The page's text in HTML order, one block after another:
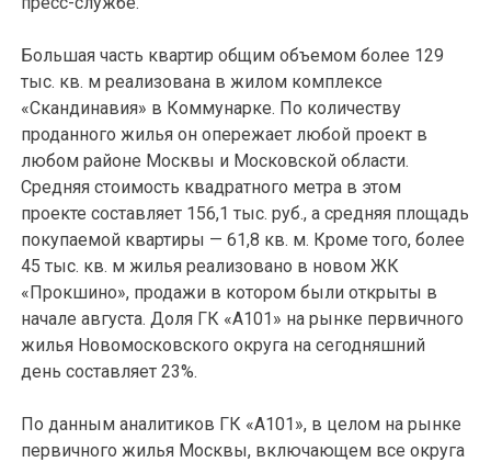
Большая часть квартир общим объемом более 129
тыс. кв. м реализована в жилом комплексе
«Скандинавия» в Коммунарке. По количеству
проданного жилья он опережает любой проект в
любом районе Москвы и Московской области.
Средняя стоимость квадратного метра в этом
проекте составляет 156,1 тыс. руб., а средняя площадь
покупаемой квартиры — 61,8 кв. м. Кроме того, более
45 тыс. кв. м жилья реализовано в новом ЖК
«Прокшино», продажи в котором были открыты в
начале августа. Доля ГК «А101» на рынке первичного
жилья Новомосковского округа на сегодняшний
день составляет 23%.
По данным аналитиков ГК «А101», в целом на рынке
первичного жилья Москвы, включающем все округа